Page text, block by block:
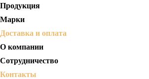
Продукция
Марки
Доставка и оплата
О компании
Сотрудничество
Контакты